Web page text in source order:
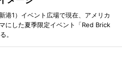
港1）イベント広場で現在、アメリカ
にした夏季限定イベント「Red Brick
。